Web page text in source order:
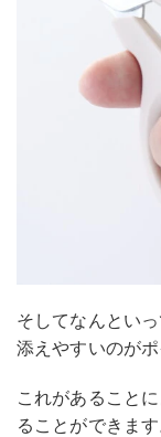
そしてなんとい
添えやすいのがポ
これがあること
ることができます